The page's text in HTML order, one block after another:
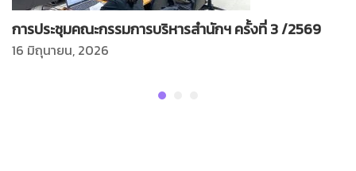
การประชุมคณะกรรมการบริหารสำนักฯ ครั้งที่ 3 /2569
16 มิถุนายน, 2026